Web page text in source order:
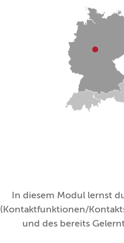
In diesem Modul lernst
(Kontaktfunktionen/
und des bereits